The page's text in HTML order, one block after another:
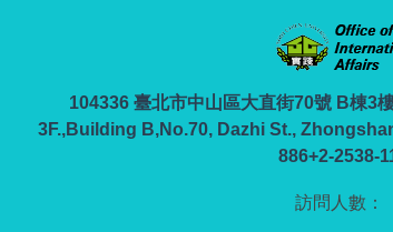
104336 臺北市中山區大直街70號 B棟3
3F.,Building B,No.70, Dazhi St.,
886+2-2538-